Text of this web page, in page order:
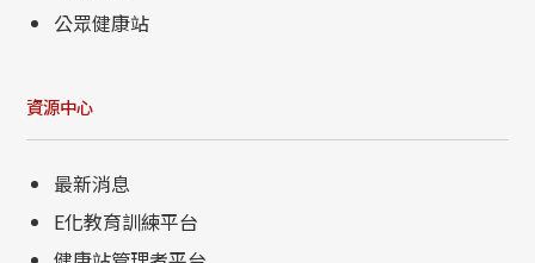
公眾健康站
資源中心
最新消息
E化教育訓練平台